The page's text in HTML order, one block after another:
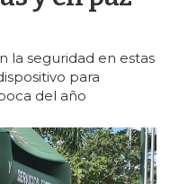
la seguridad en estas
para
del año